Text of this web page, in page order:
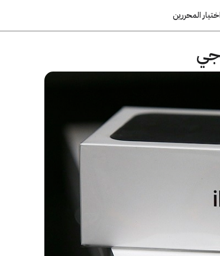
اختيار المحررين
جي